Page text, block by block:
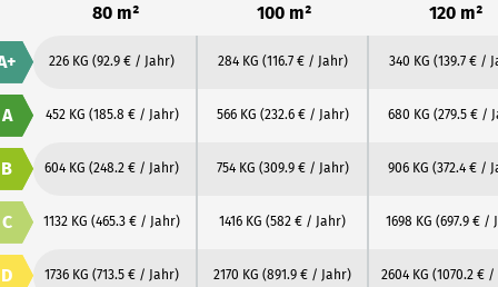
80 m² 100 m² 120 m²
226 KG (92.9 € / Jahr) 284 KG (116.7 € / Jahr) 340 KG (139.7 € /
A 452 KG (185.8 € / Jahr) 566 KG (232.6 € / Jahr) 680 KG (279.5 € /
B 604 KG (248.2 € / Jahr) 754 KG (309.9 € / Jahr) 906 KG (372.4 € /
C 1132 KG (465.3 € / Jahr) 1416 KG (582 € / Jahr) 1698 KG (697.9 € /
D 1736 KG (713.5 € / Jahr) 2170 KG (891.9 € / Jahr) 2604 KG (1070.2 € /